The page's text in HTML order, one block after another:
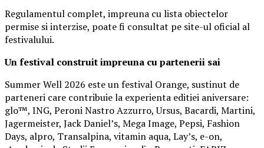
Regulamentul complet, impreuna cu lista obiectelor
permise si interzise, poate fi consultat pe site-ul oficial al
festivalului.
Un festival construitimpreuna cu partenerii sai
Summer Well 2026 este un festival Orange, sustinut de
parteneri care contribuie la experienta editiei aniversare:
glo™, ING, Peroni Nastro Azzurro, Ursus, Bacardi, Martini,
Jagermeister, Jack Daniel’s, Mega Image, Pepsi, Fashion
Days, alpro, Transalpina, vitamin aqua, Lay’s, e-on,